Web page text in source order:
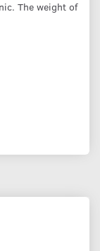
The weight of